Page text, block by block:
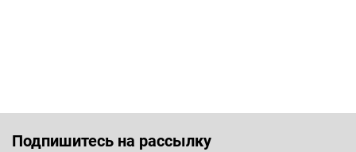
Подпишитесь на рассылку